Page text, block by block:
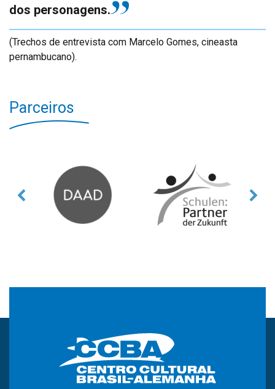
dos personagens.
(Trechos de entrevista com Marcelo Gomes, cineasta
pernambucano).
Parceiros